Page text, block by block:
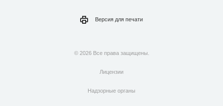
Версия для печати
© 2026 Все права защищены.
Лицензии
Надзорные органы